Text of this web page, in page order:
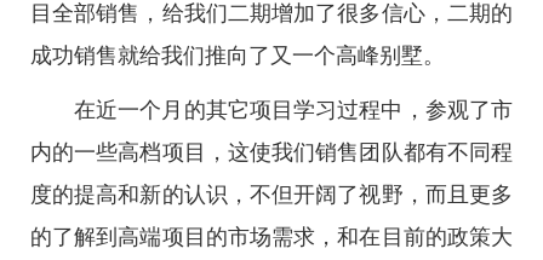
目全部销售，给我们二期增加了很多信心，二期的
成功销售就给我们推向了又一个高峰别墅。
在近一个月的其它项目学习过程中，参观了市
内的一些高档项目，这使我们销售团队都有不同程
度的提高和新的认识，不但开阔了视野，而且更多
的了解到高端项目的市场需求，和在目前的政策大